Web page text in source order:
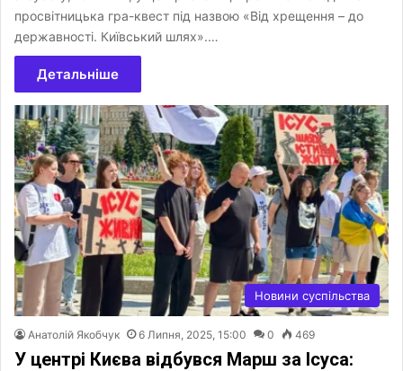
просвітницька гра-квест під назвою «Від хрещення – до
державності. Київський шлях».…
Детальніше
Новини суспільства
Анатолій Якобчук 6 Липня, 2025, 15:00 0 469
У центрі Києва відбувся Марш за Ісуса: